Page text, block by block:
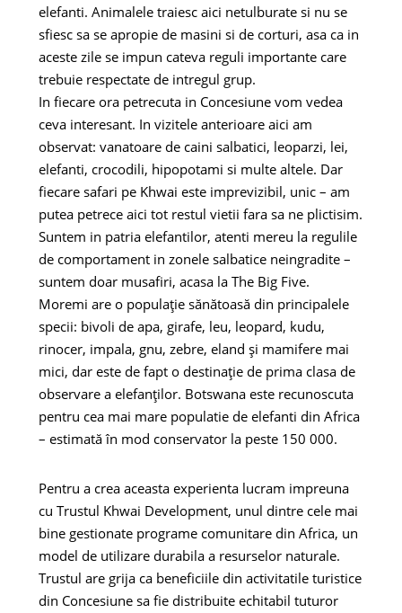
elefanti. Animalele traiesc aici netulburate si nu se
sfiesc sa se apropie de masini si de corturi, asa ca in
aceste zile se impun cateva reguli importante care
trebuie respectate de intregul grup.
In fiecare ora petrecuta in Concesiune vom vedea
ceva interesant. In vizitele anterioare aici am
observat: vanatoare de caini salbatici, leoparzi, lei,
elefanti, crocodili, hipopotami si multe altele. Dar
fiecare safari pe Khwai este imprevizibil, unic – am
putea petrece aici tot restul vietii fara sa ne plictisim.
Suntem in patria elefantilor, atenti mereu la regulile
de comportament in zonele salbatice neingradite –
suntem doar musafiri, acasa la The Big Five.
Moremi are o populație sănătoasă din principalele
specii: bivoli de apa, girafe, leu, leopard, kudu,
rinocer, impala, gnu, zebre, eland și mamifere mai
mici, dar este de fapt o destinație de prima clasa de
observare a elefanților. Botswana este recunoscuta
pentru cea mai mare populatie de elefanti din Africa
– estimată în mod conservator la peste 150 000.
Pentru a crea aceasta experienta lucram impreuna
cu Trustul Khwai Development, unul dintre cele mai
bine gestionate programe comunitare din Africa, un
model de utilizare durabila a resurselor naturale.
Trustul are grija ca beneficiile din activitatile turistice
din Concesiune sa fie distribuite echitabil tuturor